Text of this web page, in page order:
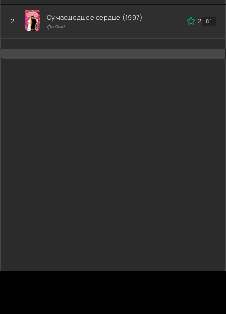
2 Сумасшедшее сердце (1997)
фильм
2.88.1